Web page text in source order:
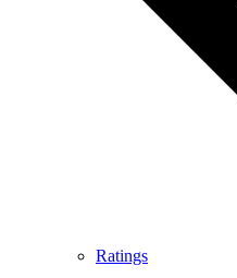
Ratings